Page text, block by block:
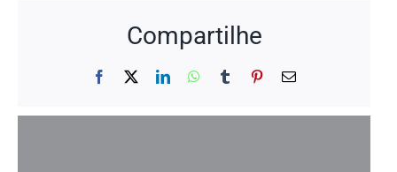
Compartilhe
Facebook LinkedInWhatsApp
Tumblr Pinterest
E-